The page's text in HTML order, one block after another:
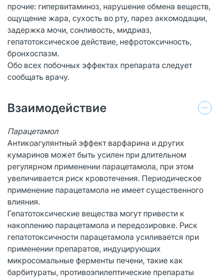
прочие: гипервитаминоз, нарушение обмена веществ,
ощущение жара, сухость во рту, парез аккомодации,
задержка мочи, сонливость, мидриаз,
гепатотоксическое действие, нефротоксичность,
бронхоспазм.
Обо всех побочных эффектах препарата следует
сообщать врачу.
Взаимодействие
Парацетамол
Антикоагулянтный эффект варфарина и других
кумаринов может быть усилен при длительном
регулярном применении парацетамола, при этом
увеличивается риск кровотечения. Периодическое
применение парацетамола не имеет существенного
влияния.
Гепатотоксические вещества могут привести к
накоплению парацетамола и передозировке. Риск
гепатотоксичности парацетамола усиливается при
применении препаратов, индуцирующих
микросомальные ферменты печени, такие как
барбитураты, противоэпилептические препараты